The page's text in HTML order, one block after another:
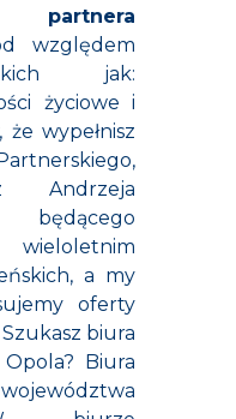
partnera
względem
jak:
życiowe i
że wypełnisz
Andrzeja
wieloletnim
a my
oferty
Szukasz biura
Biura